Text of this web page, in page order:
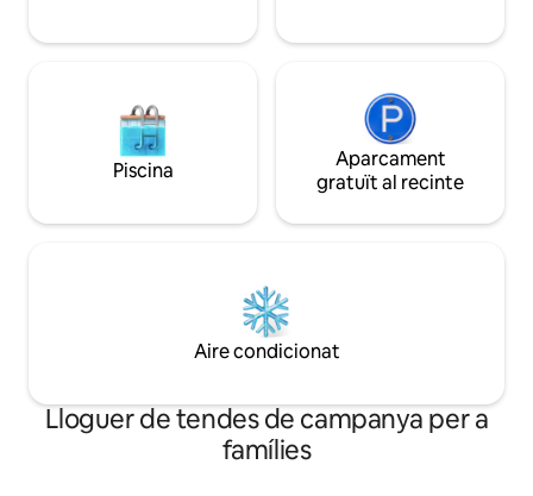
Piscina
Aparcament
gratuït al recinte
Aire condicionat
Lloguer de tendes de campanya per a
famílies